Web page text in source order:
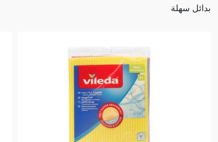
بدائل سهلة